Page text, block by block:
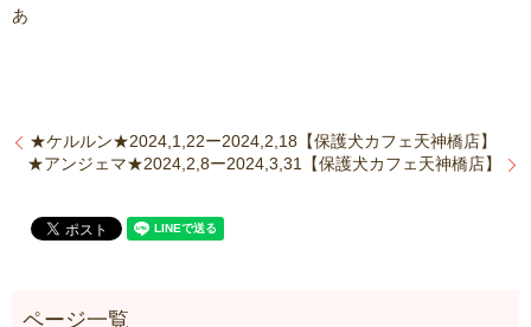
あ
★ケルルン★2024,1,22ー2024,2,18【保護犬カフェ天神橋店】
★アンジェマ★2024,2,8ー2024,3,31【保護犬カフェ天神橋店】